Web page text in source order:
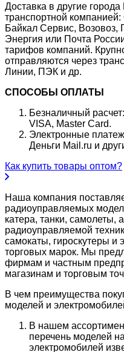
Доставка в другие
транспортной
Байкал Сервис, Возовоз,
Энергия или Почта
тарифов компаний.
отправляются через
Линии, ПЭК и др.
СПОСОБЫ ОПЛАТЫ
Безналичный
VISA, Master Card.
Электронные
Деньги Mail.ru и
Как купить товары оптом?
Наша компания
радиоуправляемых
катера, танки, самолеты,
радиоуправляемой
самокаты, гироскутеры и
торговых марок. Мы
фирмам и частным
магазинам и торговым
В чем преимущества
моделей и
В нашем
перечень моделей
электромобилей